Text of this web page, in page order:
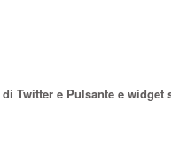
Twitter e Pulsante e